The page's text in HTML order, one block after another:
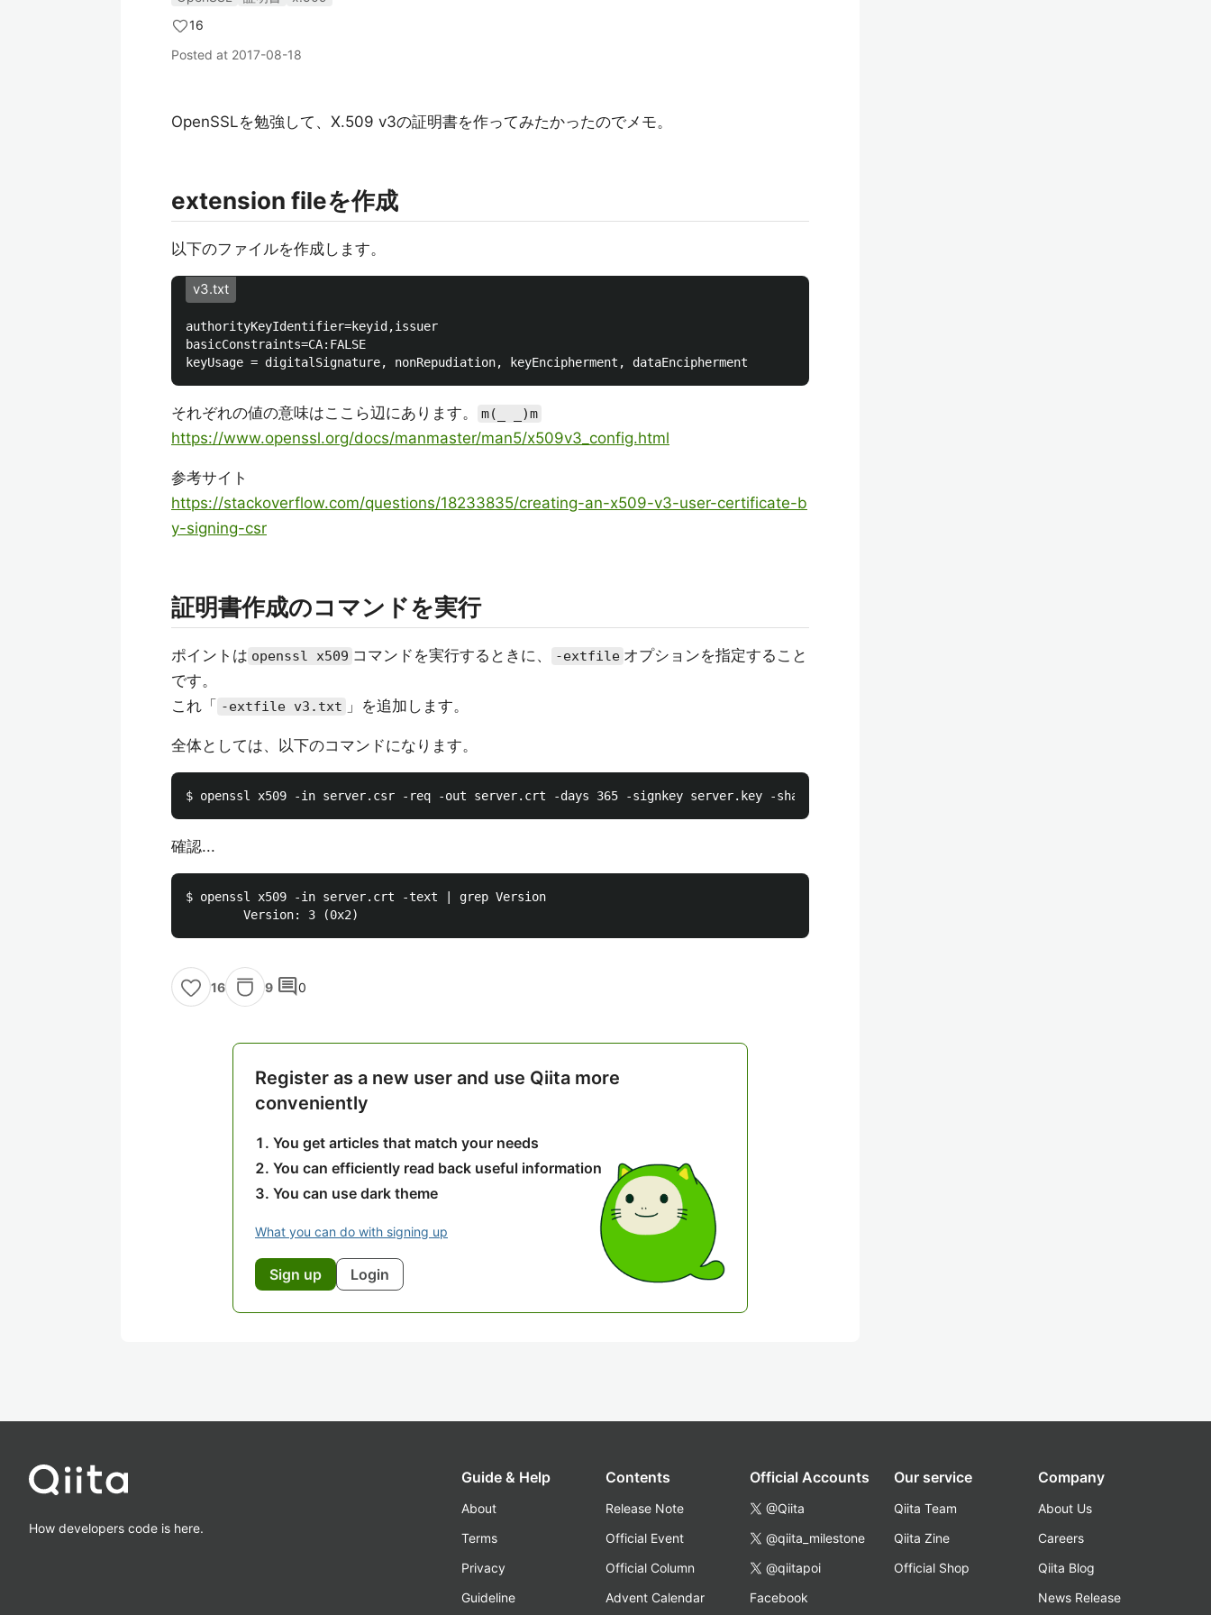
16
Posted at 2017-08-18
OpenSSLを勉強して、X.509 v3の証明書を作ってみたかったのでメモ。
extension fileを作成
以下のファイルを作成します。
v3.txt
authorityKeyIdentifier=keyid,issuer
basicConstraints=CA:FALSE
それぞれの値の意味はここら辺にあります。 m(_ _)m
https://www.openssl.org/docs/manmaster/man5/x509v3_config.html
参考サイト
https://stackoverflow.com/questions/18233835/creating-an-x509-v3-user-certificate-b
y-signing-csr
証明書作成のコマンドを実行
ポイントは openssl x509 コマンドを実行するときに、 -extfile オプションを指定すること
です。
これ「
-extfile v3.txt 」を追加します。
全体としては、以下のコマンドになります。
確認...
$ openssl x509 -in server.crt -text | grep Version
16 9 comment0
Register as a new user and use Qiita more
conveniently
You get articles that match your needs
You can efficiently read back useful information
You can use dark theme
What you can do with signing up
Sign up Login
How developers code is here.
Guide & Help
About
Terms
Privacy
Guideline
Contents
Release Note
Official Event
Official Column
Advent Calendar
Official Accounts
@Qiita
@qiita_milestone
@qiitapoi
Facebook
Our service
Qiita Team
Qiita Zine
Official Shop
Company
About Us
Careers
Qiita Blog
News Release